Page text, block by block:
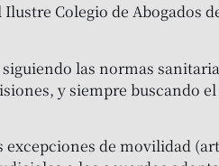
Colegio de Abogados
las normas
y siempre buscando
de movilidad